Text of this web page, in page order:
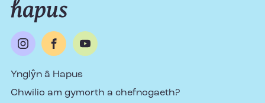
Ynglŷn â Hapus
Chwilio am gymorth a chefnogaeth?